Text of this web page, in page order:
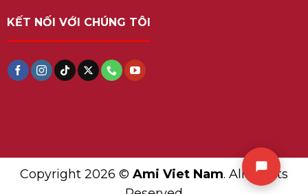
Kích thước đóng gói:
Sản xuất tại:Trung Quốc
KẾT NỐI VỚI CHÚNG TÔI
Copyright 2026 © Ami Viet Nam. All Rights